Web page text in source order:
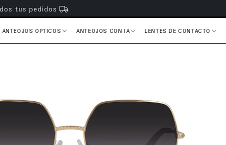
tus pedidos
ANTEOJOS ÓPTICOS ANTEOJOS CON IA LENTES DE CONTACTO